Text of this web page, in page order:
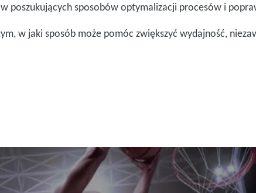
poszukujących sposobów optymalizacji procesów i
w jaki sposób może pomóc zwiększyć wydajność,